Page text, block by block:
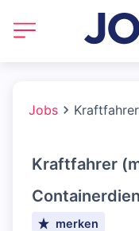
Jobs
Kraftfahrer
merken